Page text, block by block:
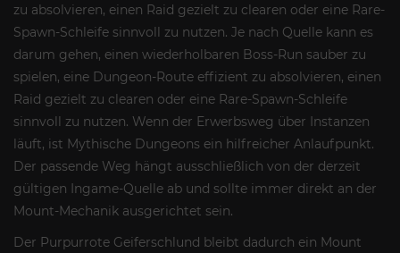
zu absolvieren, einen Raid gezielt zu clearen oder eine Rare-
Spawn-Schleife sinnvoll zu nutzen. Je nach Quelle kann es
darum gehen, einen wiederholbaren Boss-Run sauber zu
spielen, eine Dungeon-Route effizient zu absolvieren, einen
Raid gezielt zu clearen oder eine Rare-Spawn-Schleife
sinnvoll zu nutzen. Wenn der Erwerbsweg über Instanzen
läuft, ist Mythische Dungeons ein hilfreicher Anlaufpunkt.
Der passende Weg hängt ausschließlich von der derzeit
gültigen Ingame-Quelle ab und sollte immer direkt an der
Mount-Mechanik ausgerichtet sein.
Der Purpurrote Geiferschlund bleibt dadurch ein Mount